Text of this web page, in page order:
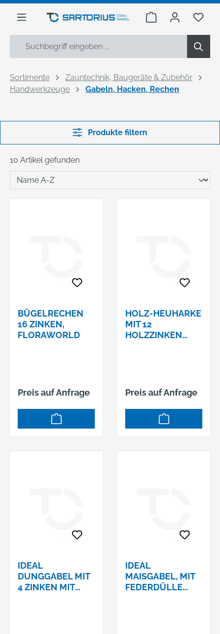
springen
Warenkorb Du
Sortimente
Zauntechnik, Baugeräte & Zubehör
Handwerkzeuge
Gabeln, Hacken, Rechen
Produkte filtern
10 Artikel gefunden
BÜGELRECHEN
16 ZINKEN,
FLORAWORLD
Preis auf Anfrage
HOLZ-HEUHARKE
MIT 12
HOLZZINKEN
Preis auf Anfrage
IDEAL
DUNGGABEL MIT
4 ZINKEN MIT
IDEAL
MAISGABEL, MIT
FEDERDÜLLE